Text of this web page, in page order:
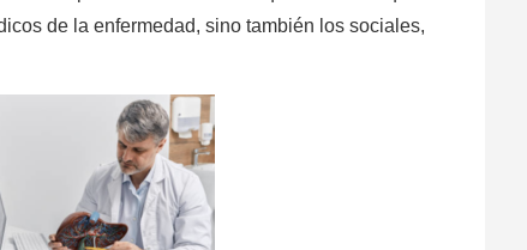
de la enfermedad, sino también los sociales,